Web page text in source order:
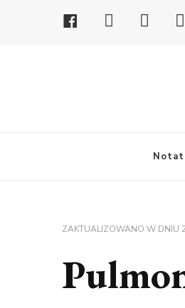
ZAKTUALIZOWANO W DNIU